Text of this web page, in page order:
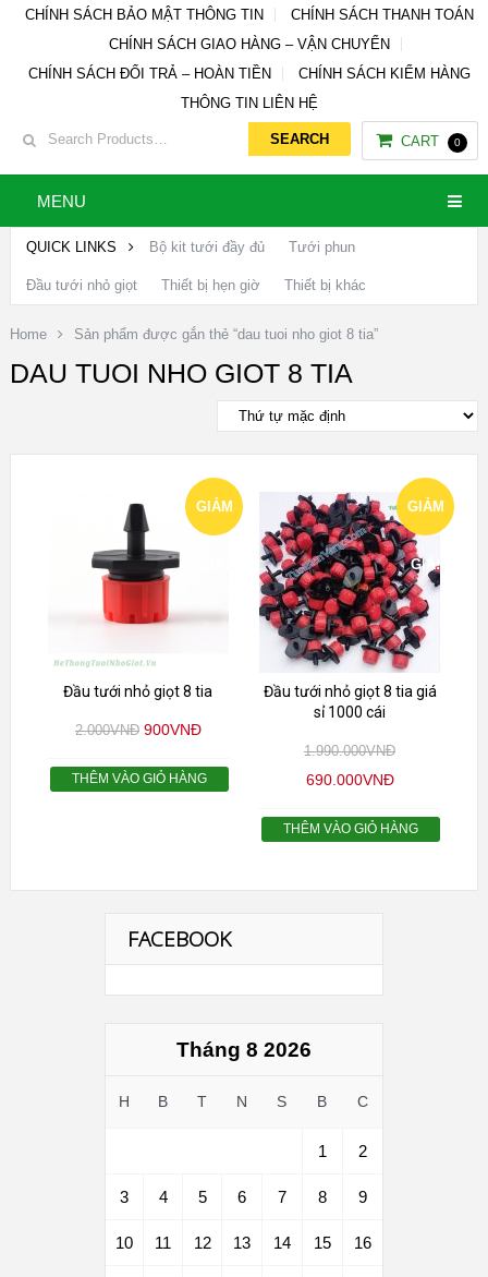
CHÍNH SÁCH BẢO MẬT THÔNG TIN
CHÍNH SÁCH THANH TOÁN
CHÍNH SÁCH GIAO HÀNG – VẬN CHUYỂN
CHÍNH SÁCH ĐỔI TRẢ – HOÀN TIỀN
CHÍNH SÁCH KIỂM HÀNG
THÔNG TIN LIÊN HỆ
CART 0
MENU
QUICK LINKS Bộ kit tưới đầy đủ Tưới phun
Đầu tưới nhỏ giọt Thiết bị hẹn giờ Thiết bị khác
Home Sản phẩm được gắn thẻ “dau tuoi nho giot 8 tia”
DAU TUOI NHO GIOT 8 TIA
GIẢM
Đầu tưới nhỏ giọt 8 tia
2.000VNĐ 900VNĐ
THÊM VÀO GIỎ HÀNG
GIẢM
GIÁ!
Đầu tưới nhỏ giọt 8 tia giá
sỉ 1000 cái
1.990.000VNĐ
690.000VNĐ
THÊM VÀO GIỎ HÀNG
FACEBOOK
Tháng 8 2026
H B T N S B C
1 2
3 4 5 6 7 8 9
10 11 12 13 14 15 16